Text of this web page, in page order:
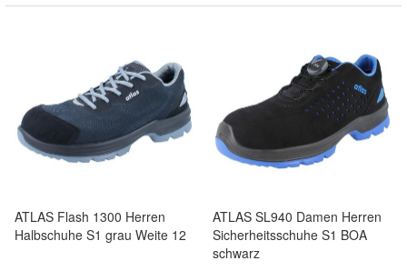
ATLAS Flash 1300 Herren
Halbschuhe S1 grau Weite 12
ATLAS SL940 Damen Herren
Sicherheitsschuhe S1 BOA
schwarz